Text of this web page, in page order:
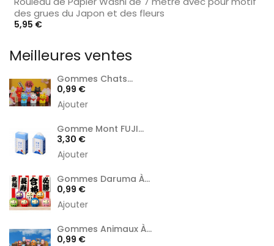
des grues du Japon et des fleurs
Prix
5,95 €
Meilleures ventes
Gommes Chats...
Prix
0,99 €
Ajouter
Gomme Mont FUJI...
Prix
3,30 €
Ajouter
Gommes Daruma À...
Prix
0,99 €
Ajouter
Gommes Animaux À...
Prix
0,99 €